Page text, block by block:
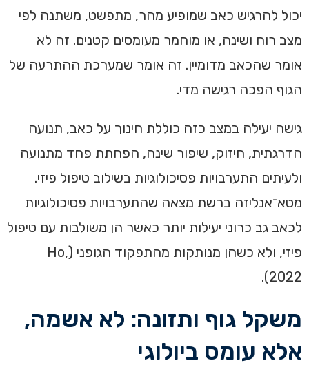
יכול להרגיש כאב שמופיע מהר, מתפשט, משתנה לפי
מצב רוח ושינה, או מוחמר מעומסים קטנים. זה לא
אומר שהכאב מדומיין. זה אומר שמערכת ההתרעה של
הגוף הפכה רגישה מדי.
גישה יעילה במצב כזה כוללת חינוך על כאב, תנועה
הדרגתית, חיזוק, שיפור שינה, הפחתת פחד מתנועה
ולעיתים התערבויות פסיכולוגיות בשילוב טיפול פיזי.
מטא־אנליזה ברשת מצאה שהתערבויות פסיכולוגיות
לכאב גב כרוני יעילות יותר כאשר הן משולבות עם טיפול
פיזי, ולא כשהן מנותקות מהתפקוד הגופני (Ho,
2022).
משקל גוף ותזונה: לא אשמה,
אלא עומס ביולוגי